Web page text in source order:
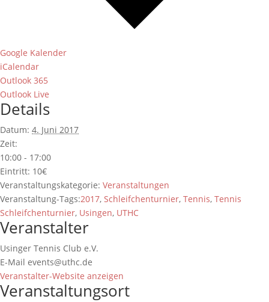
Google Kalender
iCalendar
Outlook 365
Outlook Live
Details
Datum: 4. Juni 2017
Zeit:
10:00 - 17:00
Eintritt: 10€
Veranstaltungskategorie: Veranstaltungen
Veranstaltung-Tags:2017, Schleifchenturnier, Tennis, Tennis
Schleifchenturnier, Usingen, UTHC
Veranstalter
Usinger Tennis Club e.V.
E-Mail events@uthc.de
Veranstalter-Website anzeigen
Veranstaltungsort